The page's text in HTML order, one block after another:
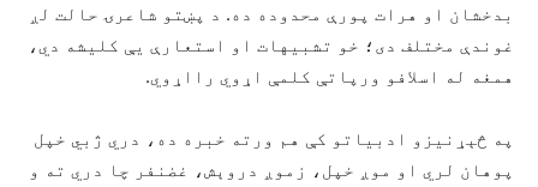
بدخشان او هرات پورې محدوده ده. د پښتو شاعرۍ حالت لږ
غوندې مختلف دى؛ خو تشبيهات او استعارې يې کليشه دي،
همغه له اسلافو ورپاتې کلمې اړوي رااړوي.
په څېړنيزو ادبياتو کې هم ورته خبره ده، دري ژبي خپل
پوهان لري او موږ خپل، زموږ دروېش، غضنفر چا دري ته و